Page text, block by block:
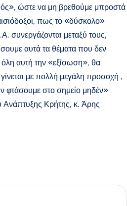
ώστε να μη βρεθούμε μπροστά
πως το «δύσκολο»
συνεργάζονται μεταξύ τους,
αυτά τα θέματα που δεν
αυτή την «εξίσωση», θα
με πολλή μεγάλη προσοχή ,
φτάσουμε στο σημείο μηδέν»
Ανάπτυξης Κρήτης, κ. Άρης